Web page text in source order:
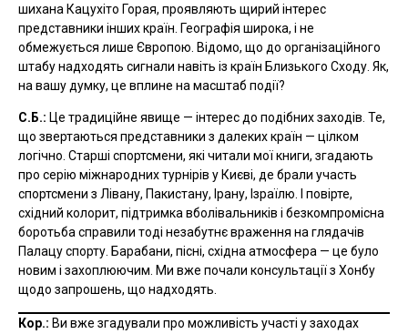
шихана Кацухіто Горая, проявляють щирий інтерес
представники інших країн. Географія широка, і не
обмежується лише Європою. Відомо, що до організаційного
штабу надходять сигнали навіть із країн Близького Сходу. Як,
на вашу думку, це вплине на масштаб події?
С.Б.: Це традиційне явище — інтерес до подібних заходів. Те,
що звертаються представники з далеких країн — цілком
логічно. Старші спортсмени, які читали мої книги, згадають
про серію міжнародних турнірів у Києві, де брали участь
спортсмени з Лівану, Пакистану, Ірану, Ізраїлю. І повірте,
східний колорит, підтримка вболівальників і безкомпромісна
боротьба справили тоді незабутнє враження на глядачів
Палацу спорту. Барабани, пісні, східна атмосфера — це було
новим і захоплюючим. Ми вже почали консультації з Хонбу
щодо запрошень, що надходять.
Кор.: Ви вже згадували про можливість участі у заходах